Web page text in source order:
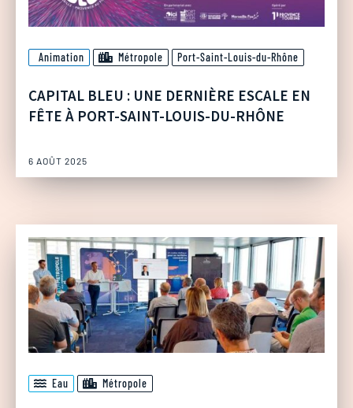
Animation Métropole Port-Saint-Louis-du-Rhône
CAPITAL BLEU : UNE DERNIÈRE ESCALE EN
FÊTE À PORT-SAINT-LOUIS-DU-RHÔNE
6 AOÛT 2025
Eau Métropole